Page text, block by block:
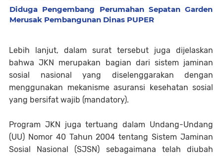
Diduga Pengembang Perumahan Sepatan Garden
Merusak Pembangunan Dinas PUPER
Lebih lanjut, dalam surat tersebut juga dijelaskan
bahwa JKN merupakan bagian dari sistem jaminan
sosial nasional yang diselenggarakan dengan
menggunakan mekanisme asuransi kesehatan sosial
yang bersifat wajib (mandatory).
Program JKN juga tertuang dalam Undang-Undang
(UU) Nomor 40 Tahun 2004 tentang Sistem Jaminan
Sosial Nasional (SJSN) sebagaimana telah diubah